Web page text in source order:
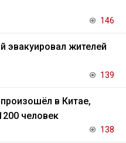
146
эвакуировал жителей
139
в Китае,
человек
138